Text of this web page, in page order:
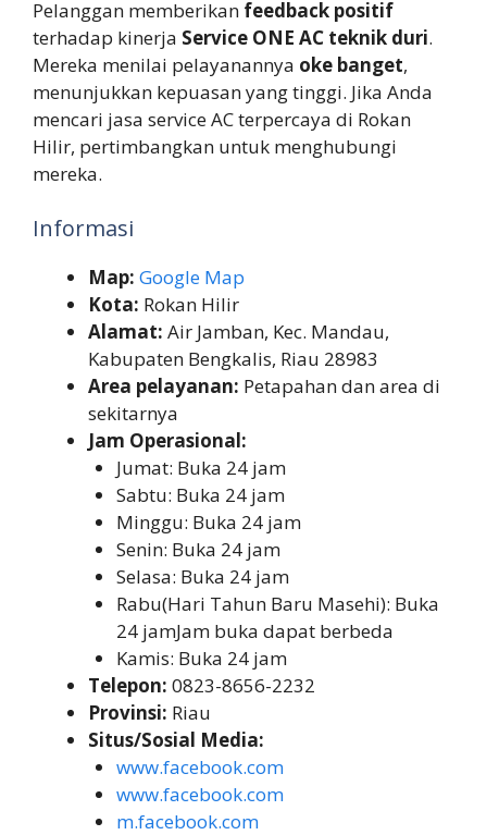
Pelanggan memberikan feedback positif
terhadap kinerja Service ONE AC teknik duri.
Mereka menilai pelayanannya oke banget,
menunjukkan kepuasan yang tinggi. Jika Anda
mencari jasa service AC terpercaya di Rokan
Hilir, pertimbangkan untuk menghubungi
mereka.
Informasi
Map: Google Map
Kota: Rokan Hilir
Alamat: Air Jamban, Kec. Mandau,
Kabupaten Bengkalis, Riau 28983
Area pelayanan: Petapahan dan area di
sekitarnya
Jam Operasional:
Jumat: Buka 24 jam
Sabtu: Buka 24 jam
Minggu: Buka 24 jam
Senin: Buka 24 jam
Selasa: Buka 24 jam
Rabu(Hari Tahun Baru Masehi): Buka
24 jamJam buka dapat berbeda
Kamis: Buka 24 jam
Telepon: 0823-8656-2232
Provinsi: Riau
Situs/Sosial Media:
www.facebook.com
www.facebook.com
m.facebook.com